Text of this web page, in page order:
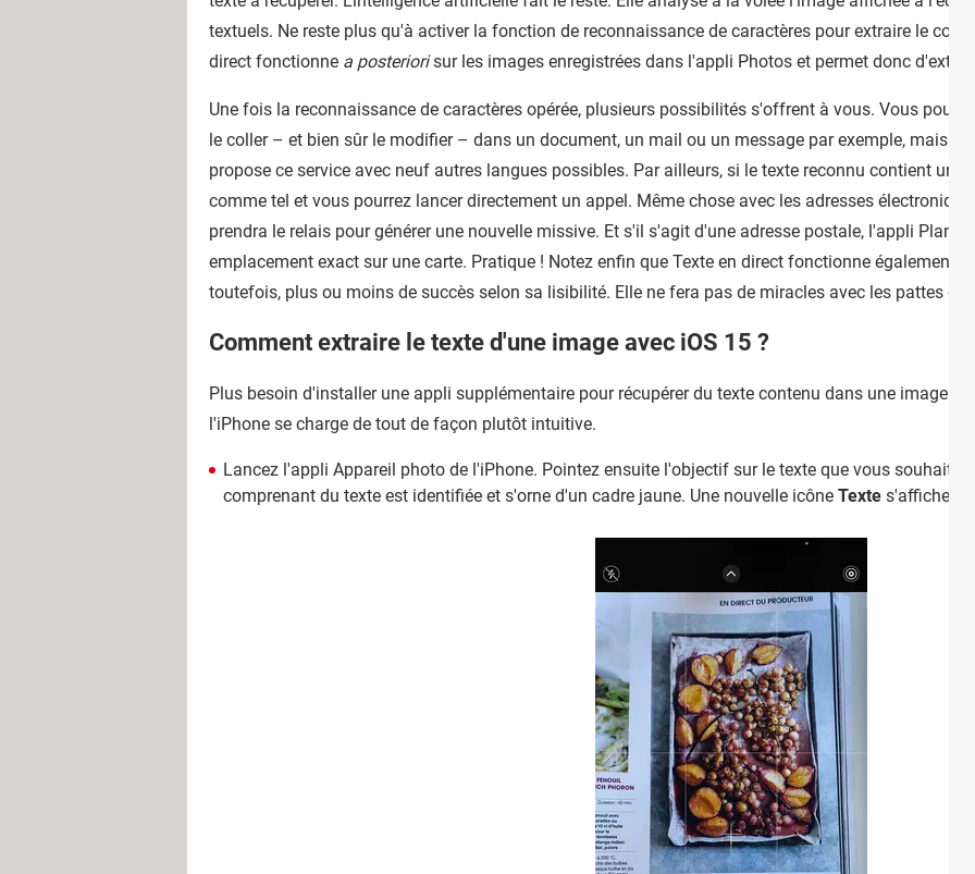
textuels. Ne reste plus qu'à activer la fonction de reconnaissance de caractères pour extraire le
direct fonctionne a posteriorisur les images enregistrées dans l'appli Photos et permet donc
Une fois la reconnaissance de caractères opérée, plusieurs possibilités s'offrent à vous. Vous
le coller – et bien sûr le modifier – dans un document, un mail ou un message par exemple, mais
propose ce service avec neuf autres langues possibles. Par ailleurs, si le texte reconnu contient un
comme tel et vous pourrez lancer directement un appel. Même chose avec les adresses
prendra le relais pour générer une nouvelle missive. Et s'il s'agit d'une adresse postale, l'appli Plans
emplacement exact sur une carte. Pratique ! Notez enfin que Texte en direct fonctionne également
toutefois, plus ou moins de succès selon sa lisibilité. Elle ne fera pas de miracles avec les pattes de
Comment extraire le texte d'une image avec iOS 15 ?
Plus besoin d'installer une appli supplémentaire pour récupérer du texte contenu dans une image :
l'iPhone se charge de tout de façon plutôt intuitive.
Lancez l'appli Appareil photo de l'iPhone. Pointez ensuite l'objectif sur le texte que vous souhaité
comprenant du texte est identifiée et s'orne d'un cadre jaune. Une nouvelle icône Texte s'affiche